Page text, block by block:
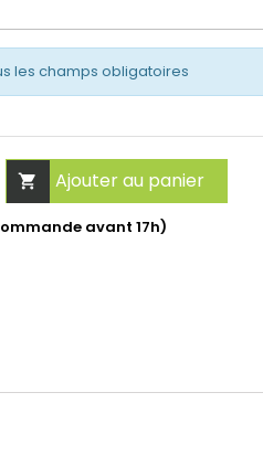
les champs obligatoires
 Ajouter au panier
avant 17h)